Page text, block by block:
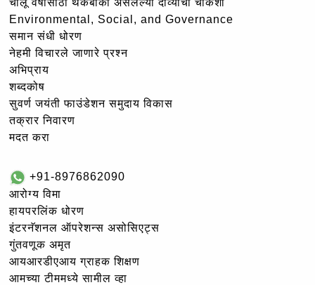
चालू वर्षासाठी थकबाकी असलेल्या दाव्यांची चौकशी
Environmental, Social, and Governance
समान संधी धोरण
नेहमी विचारले जाणारे प्रश्न
अभिप्राय
शब्दकोष
सुवर्ण जयंती फाउंडेशन समुदाय विकास
तक्रार निवारण
मदत करा
+91-8976862090
आरोग्य विमा
हायपरलिंक धोरण
इंटरनॅशनल ऑपरेशन्स असोसिएट्स
गुंतवणूक अमृत
आयआरडीएआय ग्राहक शिक्षण
आमच्या टीममध्ये सामील व्हा